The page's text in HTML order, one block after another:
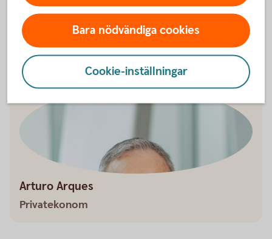
Pengar & Sånt.
Se Pengar & Sånt medMauri
Arturo Arques
Privatekonom
Bara nödvändiga cookies
Cookie-inställningar